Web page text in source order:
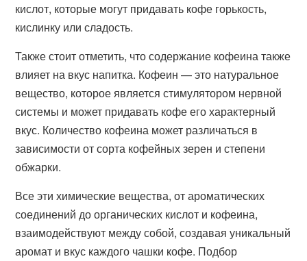
кислот, которые могут придавать кофе горькость,
кислинку или сладость.
Также стоит отметить, что содержание кофеина также
влияет на вкус напитка. Кофеин — это натуральное
вещество, которое является стимулятором нервной
системы и может придавать кофе его характерный
вкус. Количество кофеина может различаться в
зависимости от сорта кофейных зерен и степени
обжарки.
Все эти химические вещества, от ароматических
соединений до органических кислот и кофеина,
взаимодействуют между собой, создавая уникальный
аромат и вкус каждого чашки кофе. Подбор